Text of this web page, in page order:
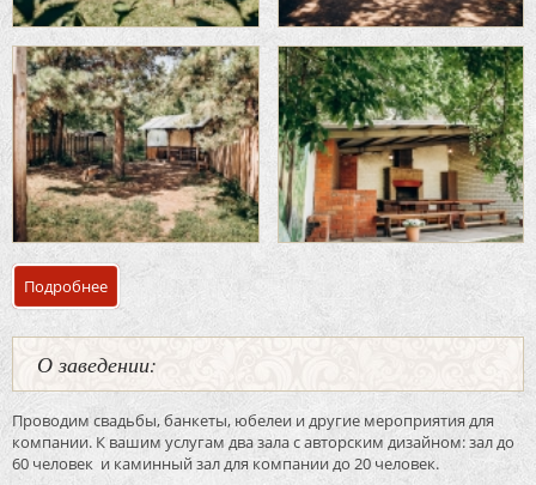
Подробнее о Закрытая территория и беседки банкетный зал
О заведении:
Проводим свадьбы, банкеты, юбелеи и другие мероприятия для
компании. К вашим услугам два зала с авторским дизайном: зал до
60 человек и каминный зал для компании до 20 человек.